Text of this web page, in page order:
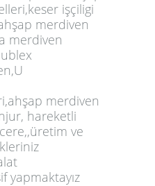
işçiligi
merdiven
merdiven
merdiven
, hareketli
,,üretim ve
yapmaktayız